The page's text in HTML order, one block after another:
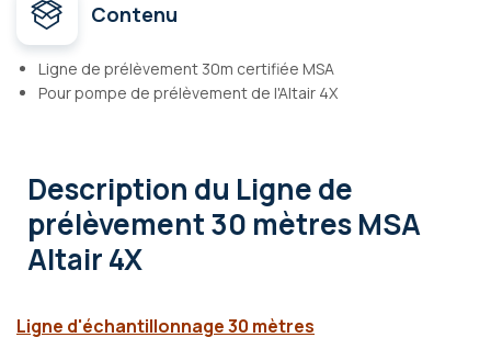
Contenu
Ligne de prélèvement 30m certifiée MSA
Pour pompe de prélèvement de l'Altair 4X
Description du Ligne de
prélèvement 30 mètres MSA
Altair 4X
Ligne d'échantillonnage 30 mètres